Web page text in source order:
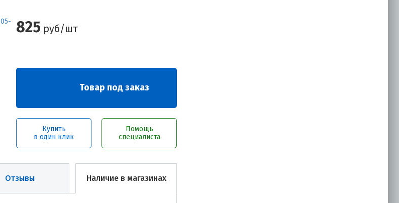
825 руб/шт
Товар под заказ
Купить
в один клик
Помощь
специалиста
Отзывы Наличие в магазинах